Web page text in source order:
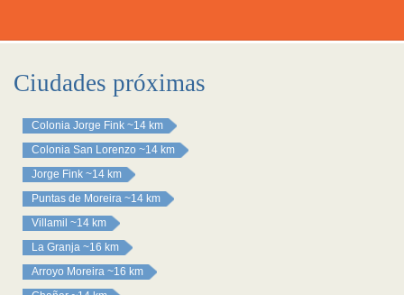
Ciudades próximas
Colonia Jorge Fink ~14 km
Colonia San Lorenzo ~14 km
Jorge Fink ~14 km
Puntas de Moreira ~14 km
Villamil ~14 km
La Granja ~16 km
Arroyo Moreira ~16 km